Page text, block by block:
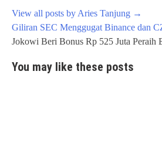
View all posts by Aries Tanjung →
Post
navigation
Giliran SEC Menggugat Binance dan
Jokowi Beri Bonus Rp 525 Juta Peraih
You may like these posts